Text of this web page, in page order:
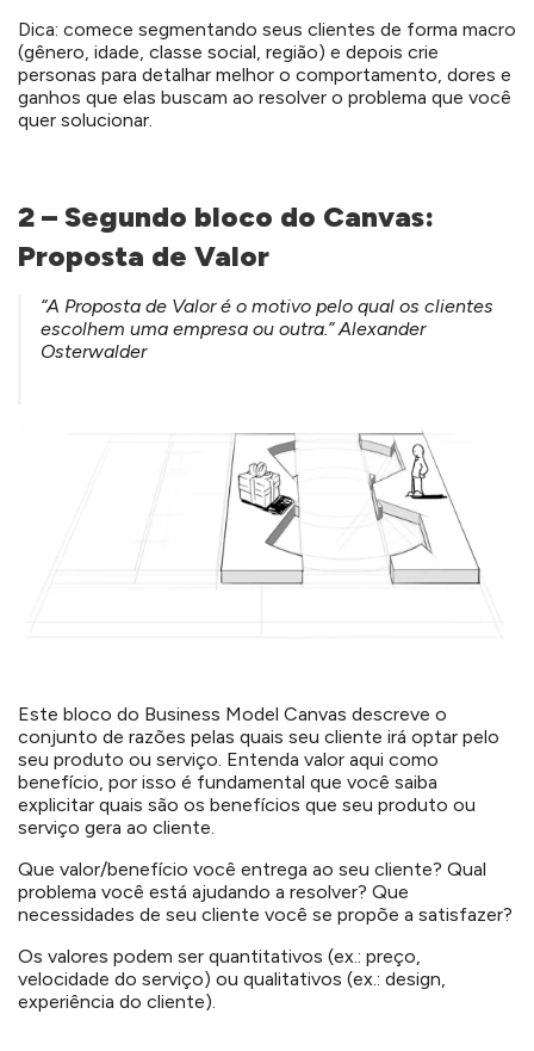
Dica: comece segmentando seus clientes de forma macro
(gênero, idade, classe social, região) e depois crie
personas para detalhar melhor o comportamento, dores e
ganhos que elas buscam ao resolver o problema que você
quer solucionar.
2 – Segundo bloco do Canvas:
Proposta de Valor
“A Proposta de Valor é o motivo pelo qual os clientes
escolhem uma empresa ou outra.” Alexander
Osterwalder
Este bloco do Business Model Canvas descreve o
conjunto de razões pelas quais seu cliente irá optar pelo
seu produto ou serviço. Entenda valor aqui como
benefício, por isso é fundamental que você saiba
explicitar quais são os benefícios que seu produto ou
serviço gera ao cliente.
Que valor/benefício você entrega ao seu cliente? Qual
problema você está ajudando a resolver? Que
necessidades de seu cliente você se propõe a satisfazer?
Os valores podem ser quantitativos (ex.: preço,
velocidade do serviço) ou qualitativos (ex.: design,
experiência do cliente).